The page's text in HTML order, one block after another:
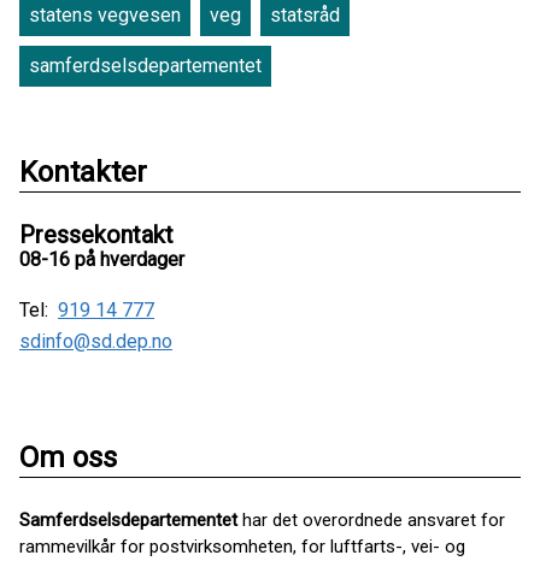
statens vegvesen veg statsråd
samferdselsdepartementet
Kontakter
Pressekontakt
08-16 på hverdager
Tel: 919 14 777
sdinfo@sd.dep.no
Om oss
Samferdselsdepartementethar det overordnede ansvaret for
rammevilkår for postvirksomheten, for luftfarts-, vei- og